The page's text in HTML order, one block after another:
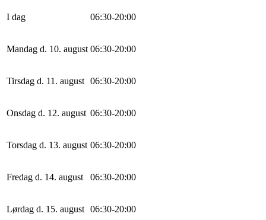
I dag 06:30-20:00
Mandag d. 10. august 06:30-20:00
Tirsdag d. 11. august 06:30-20:00
Onsdag d. 12. august 06:30-20:00
Torsdag d. 13. august 06:30-20:00
Fredag d. 14. august 06:30-20:00
Lørdag d. 15. august 06:30-20:00